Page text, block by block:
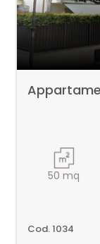
50 mq
Cod. 1034
5
Camere
Qualsiasi